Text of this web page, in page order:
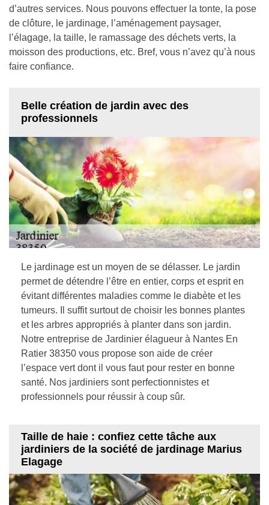
d’autres services. Nous pouvons effectuer la tonte, la pose
de clôture, le jardinage, l’aménagement paysager,
l’élagage, la taille, le ramassage des déchets verts, la
moisson des productions, etc. Bref, vous n’avez qu’à nous
faire confiance.
Belle création de jardin avec des
professionnels
Le jardinage est un moyen de se délasser. Le jardin
permet de détendre l’être en entier, corps et esprit en
évitant différentes maladies comme le diabète et les
tumeurs. Il suffit surtout de choisir les bonnes plantes
et les arbres appropriés à planter dans son jardin.
Notre entreprise de Jardinier élagueur à Nantes En
Ratier 38350 vous propose son aide de créer
l’espace vert dont il vous faut pour rester en bonne
santé. Nos jardiniers sont perfectionnistes et
professionnels pour réussir à coup sûr.
Taille de haie : confiez cette tâche aux
jardiniers de la société de jardinage Marius
Elagage